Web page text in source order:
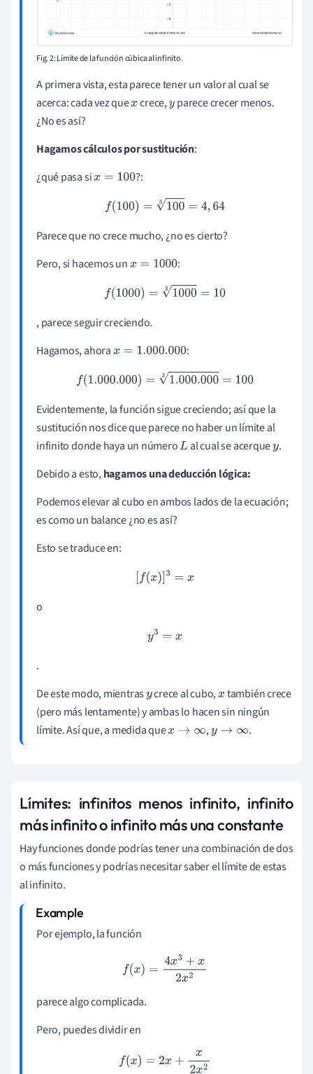
Fig. 2: Límite de la función cúbica al infinito.
A primera vista, esta parece tener un valor al cual se
acerca: cada vez quex crece,y parece crecer menos.
¿No es así?
Hagamos cálculos por sustitución:
¿qué pasa six= 100
?:
f(100)=1003= 4,64
Parece que no crece mucho, ¿no es cierto?
Pero, si hacemos unx= 1000
:
f(1000)= 10003=10
, parece seguir creciendo.
Hagamos, ahorax= 1.000.000
:
f(1.000.000)= 1.000.0003=100
Evidentemente, la función sigue creciendo; así que la
sustitución nos dice que parece no haber un límite al
infinito donde haya un númeroL al cual se acerquey.
Debido a esto,hagamos una deducción lógica:
Podemos elevar al cubo en ambos lados de la ecuación;
es como un balance ¿no es así?
Esto se traduce en:
[f(x) ]3 =x
o
y 3=x
.
De este modo, mientrasycrece al cubo,x también crece
(pero más lentamente) y ambas lo hacen sin ningún
límite. Así que, a medida quex→∞ ,y→∞ .
Límites: infinitos menos infinito, infinito
más infinito o infinito más una constante
Hay funciones donde podrías tener una combinación de dos
o más funciones y podrías necesitar saber el límite de estas
al infinito.
Por ejemplo, la función
f(x 3+x2 x2
parece algo complicada.
Pero, puedes dividir en
f( x)= 2x+ x2x 2